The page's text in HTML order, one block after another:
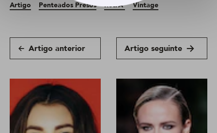
Artigo Penteados Presos RetrÃ´ Vintage
Artigo anterior Artigo seguinte